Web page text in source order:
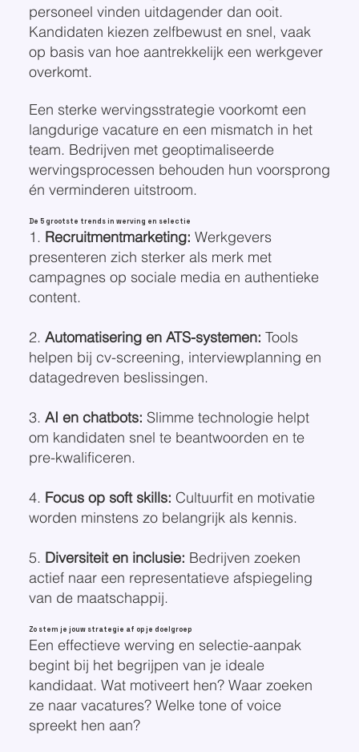
personeel vinden uitdagender dan ooit.
Kandidaten kiezen zelfbewust en snel, vaak
op basis van hoe aantrekkelijk een werkgever
overkomt.
Een sterke wervingsstrategie voorkomt een
langdurige vacature en een mismatch in het
team. Bedrijven met geoptimaliseerde
wervingsprocessen behouden hun voorsprong
én verminderen uitstroom.
De 5 grootste trends in werving en selectie
1. Recruitmentmarketing: Werkgevers
presenteren zich sterker als merk met
campagnes op sociale media en authentieke
content.
2. Automatisering en ATS-systemen: Tools
helpen bij cv-screening, interviewplanning en
datagedreven beslissingen.
3. AI en chatbots: Slimme technologie helpt
om kandidaten snel te beantwoorden en te
pre-kwalificeren.
4. Focus op soft skills: Cultuurfit en motivatie
worden minstens zo belangrijk als kennis.
5. Diversiteit en inclusie: Bedrijven zoeken
actief naar een representatieve afspiegeling
van de maatschappij.
Zo stem je jouw strategie af op je doelgroep
Een effectieve werving en selectie-aanpak
begint bij het begrijpen van je ideale
kandidaat. Wat motiveert hen? Waar zoeken
ze naar vacatures? Welke tone of voice
spreekt hen aan?